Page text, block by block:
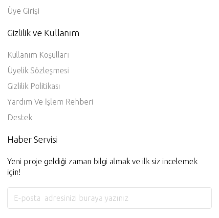
Üye Girişi
Gizlilik ve Kullanım
Kullanım Koşulları
Üyelik Sözleşmesi
Gizlilik Politikası
Yardım Ve İşlem Rehberi
Destek
Haber Servisi
Yeni proje geldiği zaman bilgi almak ve ilk siz incelemek
için!